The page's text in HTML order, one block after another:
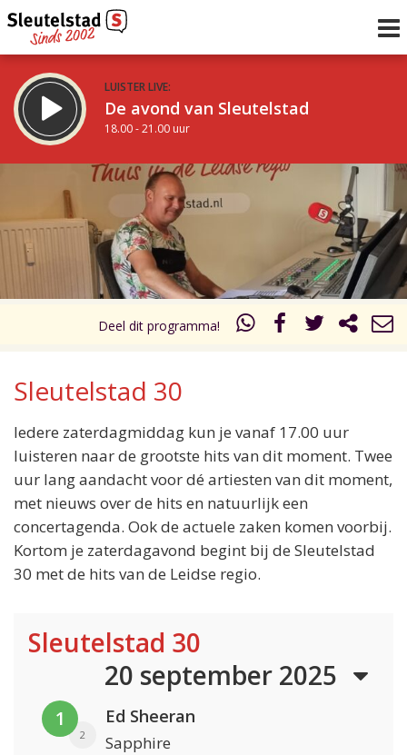
LUISTER LIVE:
De avond van Sleutelstad
18.00 - 21.00 uur
De avond met Lucas Boogaard
21.00 - 23.00 uur
Vorig uur
uur 1 van 0 Volgend uur
Inklappen
Deel dit programma!
Sleutelstad 30
Iedere zaterdagmiddag kun je vanaf 17.00 uur
luisteren naar de grootste hits van dit moment. Twee
uur lang aandacht voor dé artiesten van dit moment,
met nieuws over de hits en natuurlijk een
concertagenda. Ook de actuele zaken komen voorbij.
Kortom je zaterdagavond begint bij de Sleutelstad
30 met de hits van de Leidse regio.
Sleutelstad 30
20 september 2025
1
2
Ed Sheeran
Sapphire